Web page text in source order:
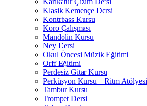
Karikatür Çizim Dersi
Klasik Kemençe Dersi
Kontrbass Kursu
Koro Çalışması
Mandolin Kursu
Ney Dersi
Okul Öncesi Müzik Eğitimi
Orff Eğitimi
Perdesiz Gitar Kursu
Perküsyon Kursu – Ritm Atölyesi
Tambur Kursu
Trompet Dersi